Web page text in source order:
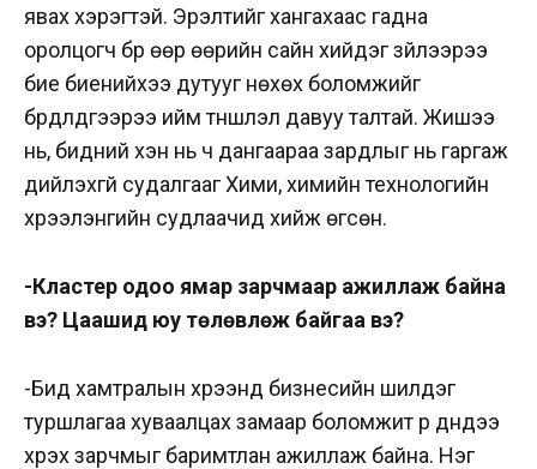
явах хэрэгтэй. Эрэлтийг хангахаас гадна
оролцогч бүр өөр өөрийн сайн хийдэг зүйлээрээ
бие биенийхээ дутууг нөхөх боломжийг
бүрдүүлдгээрээ ийм түншлэл давуу талтай. Жишээ
нь, бидний хэн нь ч дангаараа зардлыг нь гаргаж
дийлэхгүй судалгааг Хими, химийн технологийн
хүрээлэнгийн судлаачид хийж өгсөн.
-Кластер одоо ямар зарчмаар ажиллаж байна
вэ? Цаашид юу төлөвлөж байгаа вэ?
-Бид хамтралын хүрээнд бизнесийн шилдэг
туршлагаа хуваалцах замаар боломжит үр дүндээ
хүрэх зарчмыг баримтлан ажиллаж байна. Нэг